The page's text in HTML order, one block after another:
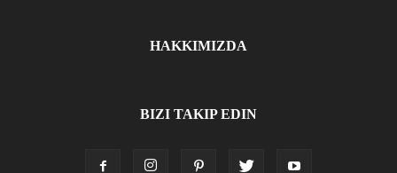
HAKKIMIZDA
BIZI TAKIP EDIN